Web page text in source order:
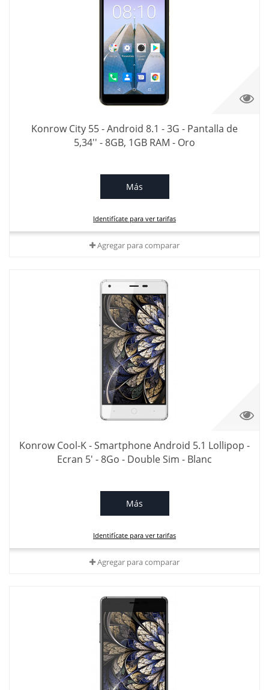
Konrow City 55 - Android 8.1 - 3G - Pantalla de
5,34'' - 8GB, 1GB RAM - Oro
Más
Identifícate para ver tarifas
Agregar para comparar
Konrow Cool-K - Smartphone Android 5.1 Lollipop -
Ecran 5' - 8Go - Double Sim - Blanc
Más
Identifícate para ver tarifas
Agregar para comparar